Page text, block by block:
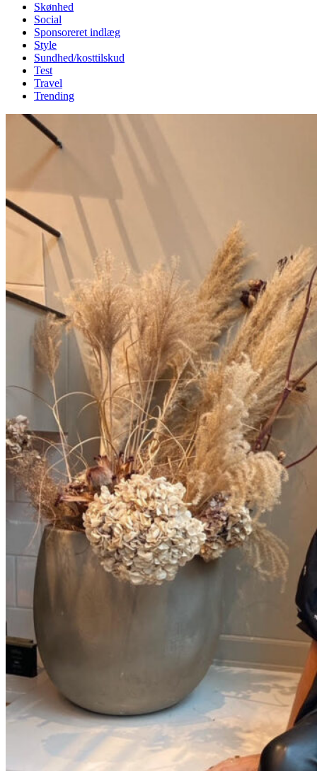
Skønhed
Social
Sponsoreret indlæg
Style
Sundhed/kosttilskud
Test
Travel
Trending